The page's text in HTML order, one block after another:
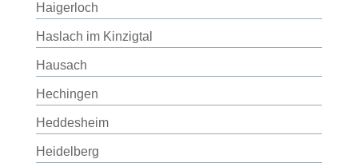
Haigerloch
Haslach im Kinzigtal
Hausach
Hechingen
Heddesheim
Heidelberg